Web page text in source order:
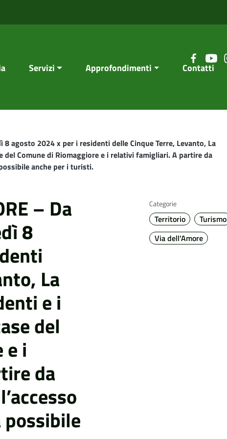
Servizi Approfondimenti Contatti
8 agosto 2024 x per i residenti delle Cinque Terre, Levanto, La
Comune di Riomaggiore e i relativi famigliari. A partire da
anche per i turisti.
– Da
8
La
e i
del
e i
da
possibile
Categorie
Territorio
Turismo
Via dell'Amore